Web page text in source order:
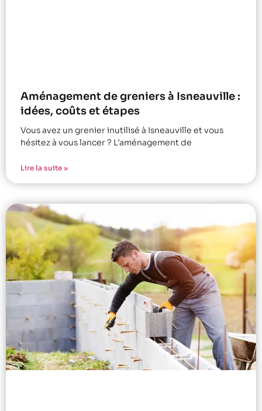
Aménagement de greniers à Isneauville :
idées, coûts et étapes
Vous avez un grenier inutilisé à Isneauville et vous
hésitez à vous lancer ? L’aménagement de
Lire la suite »